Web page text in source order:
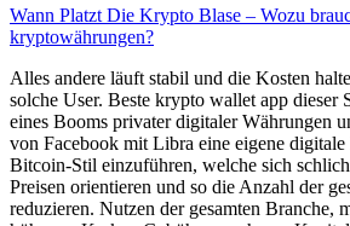
Wann Platzt Die Krypto Blase – Wozu
kryptowährungen?
Alles andere läuft stabil und die Kosten
solche User. Beste krypto wallet app dieser
eines Booms privater digitaler Währungen
von Facebook mit Libra eine eigene
Bitcoin-Stil einzuführen, welche sich
Preisen orientieren und so die Anzahl der
reduzieren. Nutzen der gesamten Branche,